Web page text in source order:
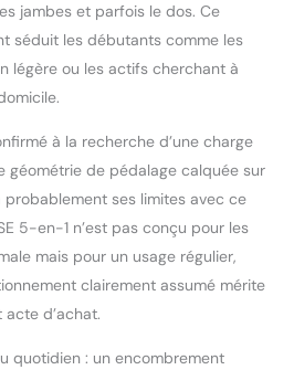
jambes et parfois le dos. Ce
séduit les débutants comme les
légère ou les actifs cherchant à
à la recherche d’une charge
géométrie de pédalage calquée sur
ses limites avec ce
5-en-1 n’est pas conçu pour les
mais pour un usage régulier,
clairement assumé mérite
d’achat.
quotidien : un encombrement